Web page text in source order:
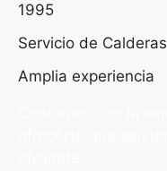
1995
Servicio de Calderas
Amplia experiencia